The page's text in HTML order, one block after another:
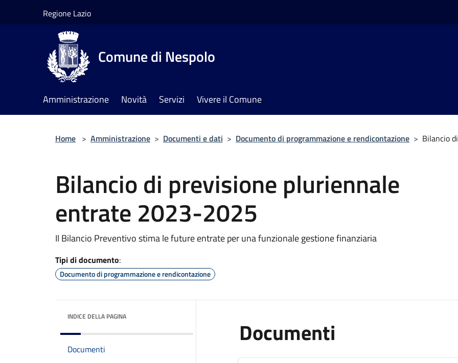
Regione Lazio
Comune di Nespolo
Amministrazione Novità Servizi Vivere il Comune
Home > Amministrazione > Documenti e dati > Documento di programmazione e rendicontazione > Bilancio
Bilancio di previsione pluriennale
entrate 2023-2025
Il Bilancio Preventivo stima le future entrate per una funzionale gestione finanziaria
Tipi di documento:
Documento di programmazione e rendicontazione
INDICE DELLA PAGINA
Documenti
Documenti